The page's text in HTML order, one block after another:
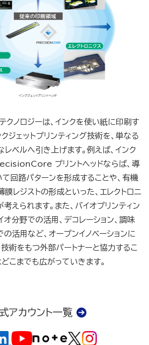
ノロジーは、インクを使い紙に印刷す
ジェットプリンティング技術を、単なる
ベルへ引き上げます。例えば、インク
プリントヘッドならば、導
回路パターンを形成することや、有機
レジストの形成といった、エレクトロニ
えられます。また、バイオプリンティン
分野での活用、デコレーション、調味
活用など、オープンイノベーションに
術をもつ外部パートナーと協力するこ
こまでも広がっていきます。
アカウント一覧